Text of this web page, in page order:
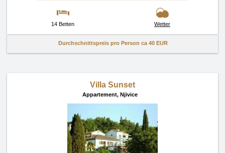
14 Betten Wetter
Durchschnittspreis pro Person ca 40 EUR
Villa Sunset
Appartement, Njivice